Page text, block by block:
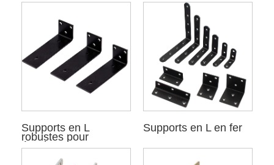
Supports en L
robustes pour
étagères
Supports en L en fer